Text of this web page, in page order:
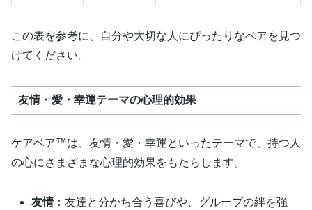
この表を参考に、自分や大切な人にぴったりなベアを見つ
けてください。
友情・愛・幸運テーマの心理的効果
ケアベア™は、友情・愛・幸運といったテーマで、持つ人
の心にさまざまな心理的効果をもたらします。
友情：友達と分かち合う喜びや、グループの絆を強